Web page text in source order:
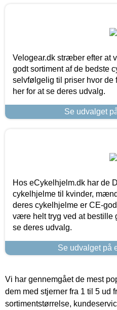
Velogear.dk stræber efter at
godt sortiment af de bedste
selvfølgelig til priser hvor
her for at se deres udvalg.
Se udvalget
Hos eCykelhjelm.dk har de
cykelhjelme til kvinder,
deres cykelhjelme er CE-
være helt tryg ved at bestille
se deres udvalg.
Se udvalget på
Vi har gennemgået de mest
dem med stjerner fra 1 til 5 ud
sortimentstørrelse,